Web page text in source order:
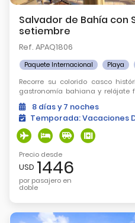
Salvador de Bahía con
setiembre
Ref. APAQ1806
Paquete Internacional Playa
Recorre su colorido casco
gastronomía bahiana y relájate
lleno de música, alegría y tradición.
8 díasy 7 noches
Temporada:Vacaciones
Precio desde
USD 1446
por pasajero en
doble